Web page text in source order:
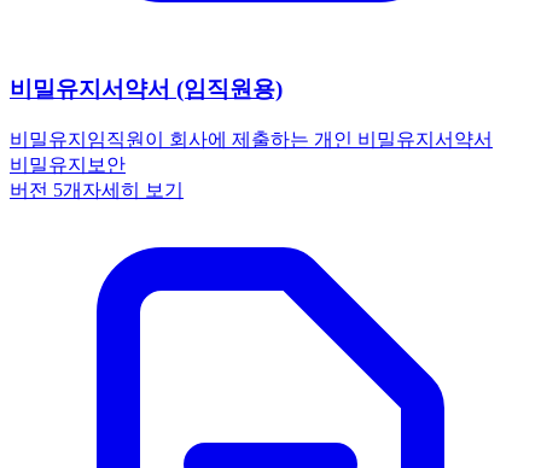
비밀유지서약서 (임직원용)
비밀유지 임직원이 회사에 제출하는 개인 비밀유지서약서
비밀유지 보안
버전 5개 자세히 보기